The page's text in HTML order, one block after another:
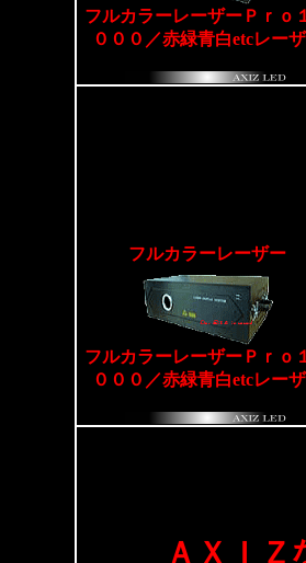
フルカラーレーザーＰｒｏ
０００／赤緑青白etcレー
フルカラーレーザー
フルカラーレーザーＰｒｏ
０００／赤緑青白etcレー
ＡＸＩ